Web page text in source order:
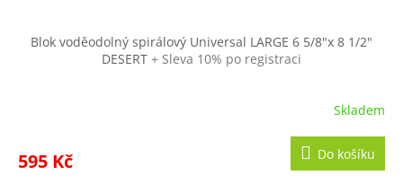
Blok voděodolný spirálový Universal LARGE 6 5/8"x 8 1/2"
DESERT + Sleva 10% po registraci
Skladem
595 Kč Do košíku